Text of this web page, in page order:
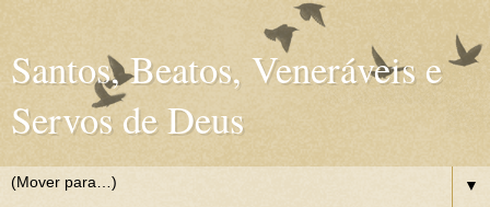
Santos, Beatos, Veneráveis e
Servos de Deus
▼